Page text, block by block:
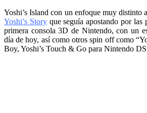
Yoshi’s Island con un enfoque muy distinto
Yoshi’s Storyque seguía apostando por las
primera consola 3D de Nintendo, con un
día de hoy, así como otros spin off como
Boy, Yoshi’s Touch & Go para Nintendo